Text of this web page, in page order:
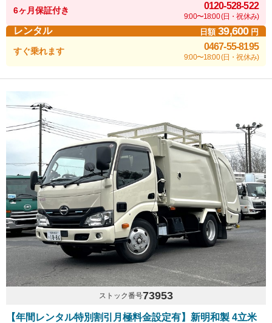
6ヶ月保証付き 0120-528-522
9:00〜18:00 (日・祝休み)
レンタル 日額39,600円
すぐ乗れます 0467-55-8195
9:00〜18:00 (日・祝休み)
ストック番号73953
【年間レンタル特別割引月極料金設定有】新明和製 4立米